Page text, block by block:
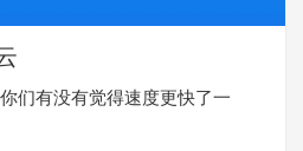
们有没有觉得速度更快了一